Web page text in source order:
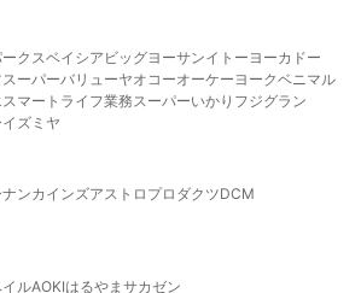
クスベイシア ビッグヨーサンイトーヨーカドー
スーパーバリューヤオコーオーケー ヨークベニマル
マート ライフ業務スーパーいかり フジグラン
イズミヤ
ンカインズアストロプロダクツDCM
ルAOKIはるやま サカゼン